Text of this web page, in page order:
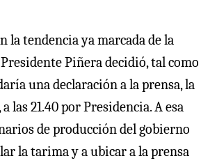
la tendencia ya marcada de la
Piñera decidió, tal como
una declaración a la prensa, la
las 21.40 por Presidencia. A esa
de producción del gobierno
la tarima y a ubicar a la prensa